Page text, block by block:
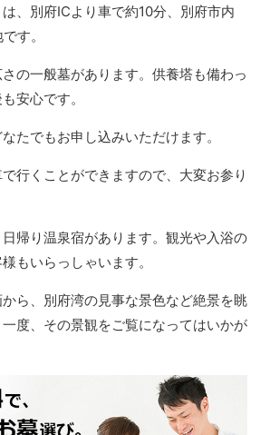
は、別府ICより車で約10分、別府市内
す。
の一般墓があります。供養塔も備わっ
安心です。
たでもお申し込みいただけます。
行くことができますので、大変お参り
帰り温泉宿があります。観光や入浴の
もいらっしゃいます。
ら、別府湾の見事な景色など絶景を眺
度、その景観をご覧になってはいかが